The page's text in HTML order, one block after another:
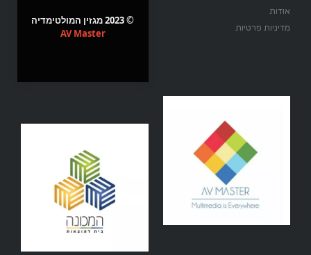
אודות
מדיניות פרטיות
© 2023 מגזין המולטימדיה
AV Master